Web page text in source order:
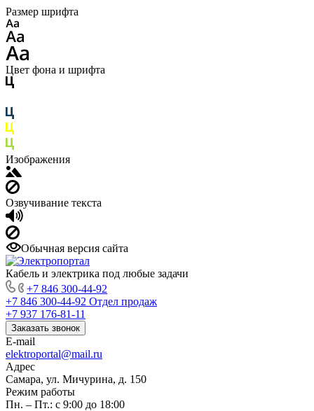
Размер шрифта
Цвет фона и шрифта
Изображения
Озвучивание текста
Обычная версия сайта
Кабель и электрика под любые задачи
+7 846 300-44-92
+7 846 300-44-92 Отдел продаж
+7 937 176-81-11
Заказать звонок
E-mail
elektroportal@mail.ru
Адрес
Самара, ул. Мичурина, д. 150
Режим работы
Пн. – Пт.: с 9:00 до 18:00